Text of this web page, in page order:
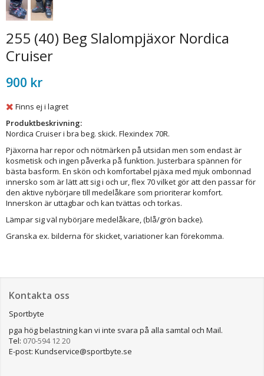
255 (40) Beg Slalompjäxor Nordica
Cruiser
900 kr
Finns ej i lagret
Produktbeskrivning:
Nordica Cruiser i bra beg. skick. Flexindex 70R.
Pjäxorna har repor och nötmärken på utsidan men som endast är
kosmetisk och ingen påverka på funktion. Justerbara spännen för
bästa basform. En skön och komfortabel pjäxa med mjuk ombonnad
innersko som är lätt att sig i och ur, flex 70 vilket gör att den passar för
den aktive nybörjare till medelåkare som prioriterar komfort.
Innerskon är uttagbar och kan tvättas och torkas.
Lämpar sig väl nybörjare medelåkare, (blå/grön backe).
Granska ex. bilderna för skicket, variationer kan förekomma.
Kontakta oss
Sportbyte
pga hög belastning kan vi inte svara på alla samtal och Mail.
Tel: 070-594 12 20
E-post: Kundservice@sportbyte.se